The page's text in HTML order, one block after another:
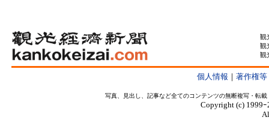
観
観
観
個人情報 ｜ 著作権等
写真、見出し、記事など全てのコンテンツの無断複写・転
Copyright (c) 1999